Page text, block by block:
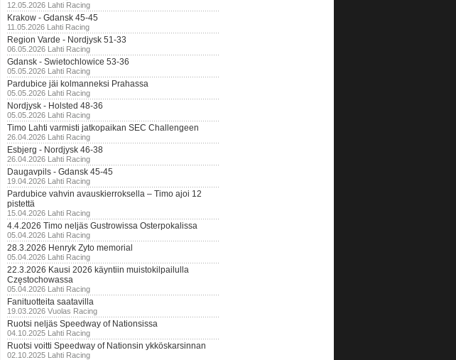
12.05.2026 Lahti Racing
Krakow - Gdansk 45-45
11.05.2026 Lahti Racing
Region Varde - Nordjysk 51-33
06.05.2026 Lahti Racing
Gdansk - Swietochlowice 53-36
05.05.2026 Lahti Racing
Pardubice jäi kolmanneksi Prahassa
05.05.2026 Lahti Racing
Nordjysk - Holsted 48-36
05.05.2026 Lahti Racing
Timo Lahti varmisti jatkopaikan SEC Challengeen
26.04.2026 Lahti Racing
Esbjerg - Nordjysk 46-38
26.04.2026 Lahti Racing
Daugavpils - Gdansk 45-45
19.04.2026 Lahti Racing
Pardubice vahvin avauskierroksella – Timo ajoi 12
pistettä
15.04.2026 Lahti Racing
4.4.2026 Timo neljäs Gustrowissa Osterpokalissa
05.04.2026 Lahti Racing
28.3.2026 Henryk Zyto memorial
05.04.2026 Lahti Racing
22.3.2026 Kausi 2026 käyntiin muistokilpailulla
Częstochowassa
05.04.2026 Lahti Racing
Fanituotteita saatavilla
19.03.2026 Vuolas Racing
Ruotsi neljäs Speedway of Nationsissa
04.10.2025 Lahti Racing
Ruotsi voitti Speedway of Nationsin ykköskarsinnan
02.10.2025 Lahti Racing